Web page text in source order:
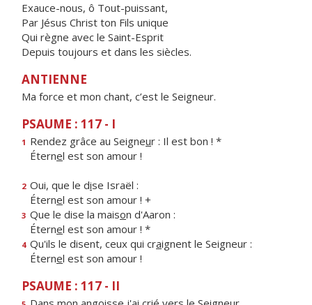
Exauce-nous, ô Tout-puissant,
Par Jésus Christ ton Fils unique
Qui règne avec le Saint-Esprit
Depuis toujours et dans les siècles.
ANTIENNE
Ma force et mon chant, c’est le Seigneur.
PSAUME : 117 - I
1 Rendez grâce au Seigneur : Il est bon ! *
Éternel est son amour !
2 Oui, que le dise Israël :
Éternel est son amour ! +
3 Que le dise la maison d'Aaron :
Éternel est son amour ! *
4 Qu'ils le disent, ceux qui craignent le Seigneur :
Éternel est son amour !
PSAUME : 117 - II